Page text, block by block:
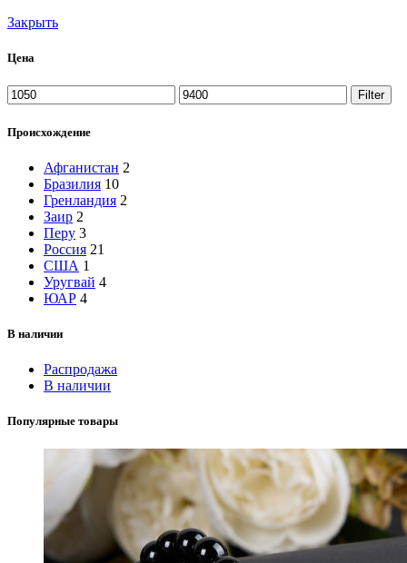
Закрыть
Цена
Min
price
Max
price
Filter
Происхождение
Афганистан 2
Бразилия 10
Гренландия 2
Заир 2
Перу 3
Россия 21
США 1
Уругвай 4
ЮАР 4
В наличии
Распродажа
В наличии
Популярные товары